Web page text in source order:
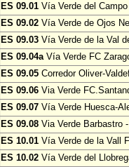
ES 09.01 Vía Verde del
ES 09.02 Vía Verde de Ojos
ES 09.03 Vía Verde de la Val
ES 09.04aVía Verde FC
ES 09.05 Corredor Oliver-
ES 09.06 Via Verde
ES 09.07 Vía Verde Huesca-
ES 09.08 Via Verde Barbastro
ES 10.01 Vía Verde de la Vall
ES 10.02 Vía Verde del